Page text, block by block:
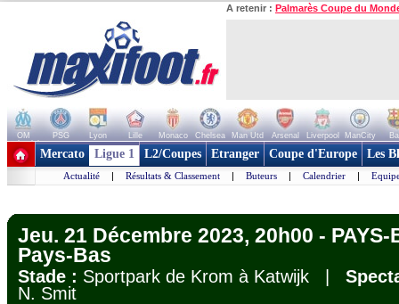
A retenir : Palmarès Coupe du
OM PSG Lyon Lille Monaco Chelsea Man Utd Arsenal Liverpool ManCity
+ de clubs
Mercato Ligue 1 L2/Coupes Etranger Coupe d'Europe Les
Actualité | Résultats & Classement | Buteurs | Calendrier |
Jeu. 21 Décembre 2023, 20h00 -
Pays-Bas
Stade : Sportpark de Krom à Katwijk |
N. Smit